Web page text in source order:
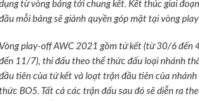
từ vòng bảng tới chung kết. Kết thúc giai
mỗi bảng sẽ giành quyền góp mặt tại vòng
Vòng play-off AWC 2021 gồm tứ kết (từ 30/6 đến
11/7), thi đấu theo thể thức đấu loại nhánh
tiên của tứ kết và loạt trận đầu tiên của
BO5. Tất cả các trận đấu sau đó sẽ diễn ra